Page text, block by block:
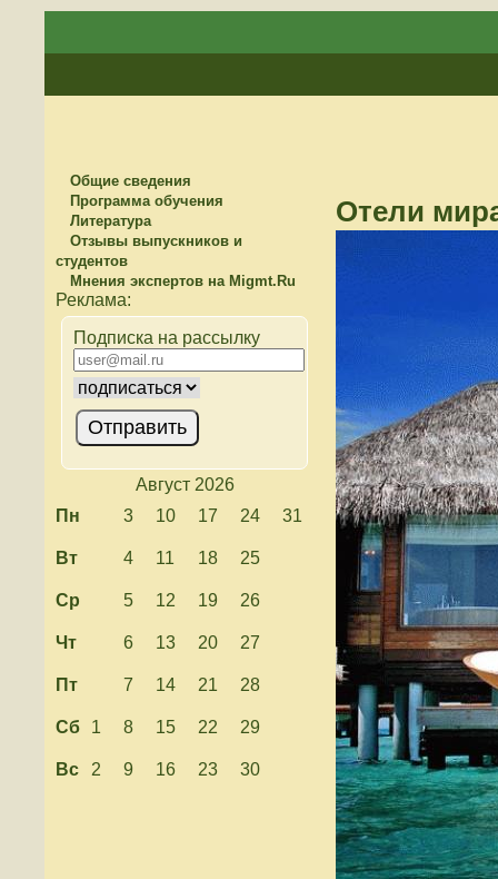
Общие сведения
Программа обучения
Литература
Отзывы выпускников и
студентов
Мнения экспертов на Migmt.Ru
Подписка на рассылку
Август 2026
Пн
3 10 17 24 31
Вт 4 11 18 25
Ср 5 12 19 26
Чт 6 13 20 27
Пт 7 14 21 28
Сб 1 8 15 22 29
Вс 2 9 16 23 30
Отели